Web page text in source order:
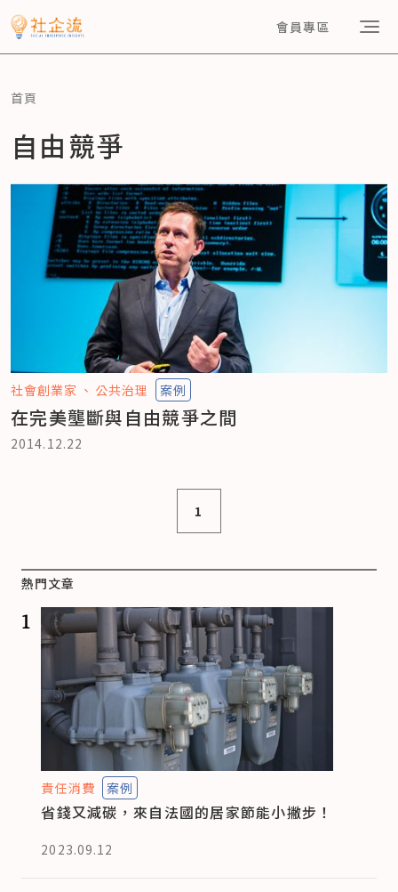
會員專區
首頁
自由競爭
社會創業家 公共治理 案例
在完美壟斷與自由競爭之間
2014.12.22
1
熱門文章
1
責任消費 案例
省錢又減碳，來自法國的居家節能小撇步！
2023.09.12